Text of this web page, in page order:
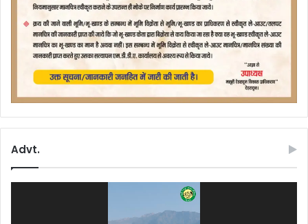
Advt.